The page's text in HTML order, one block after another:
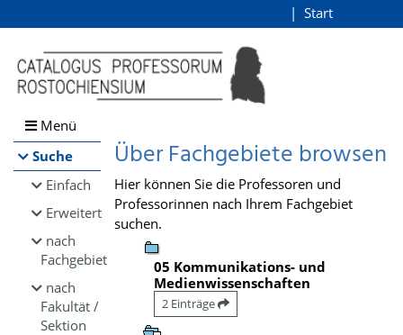
Browsen
direkt zum Inhalt
Start
Menü
Suche
Einfach
Erweitert
nach
Fachgebiet
nach
Fakultät /
Sektion
Über Fachgebiete browsen
Hier können Sie die Professoren und
Professorinnen nach Ihrem Fachgebiet
suchen.
05 Kommunikations- und
Medienwissenschaften
2 Einträge